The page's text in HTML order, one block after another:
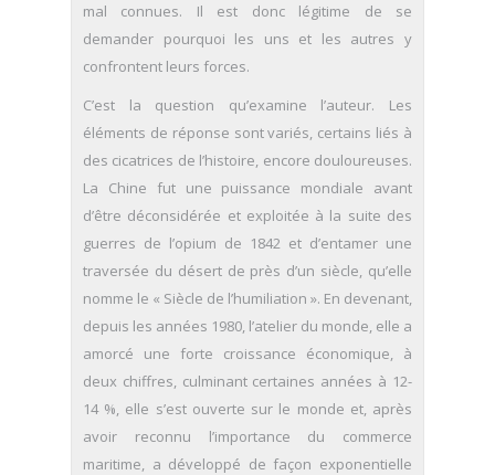
mal connues. Il est donc légitime de se
demander pourquoi les uns et les autres y
confrontent leurs forces.
C’est la question qu’examine l’auteur. Les
éléments de réponse sont variés, certains liés à
des cicatrices de l’histoire, encore douloureuses.
La Chine fut une puissance mondiale avant
d’être déconsidérée et exploitée à la suite des
guerres de l’opium de 1842 et d’entamer une
traversée du désert de près d’un siècle, qu’elle
nomme le « Siècle de l’humiliation ». En devenant,
depuis les années 1980, l’atelier du monde, elle a
amorcé une forte croissance économique, à
deux chiffres, culminant certaines années à 12-
14 %, elle s’est ouverte sur le monde et, après
avoir reconnu l’importance du commerce
maritime, a développé de façon exponentielle